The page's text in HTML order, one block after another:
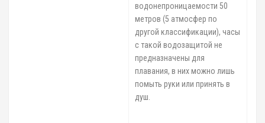
водонепроницаемости 50
метров (5 атмосфер по
другой классификации), часы
с такой водозащитой не
предназначены для
плавания, в них можно лишь
помыть руки или принять в
душ.